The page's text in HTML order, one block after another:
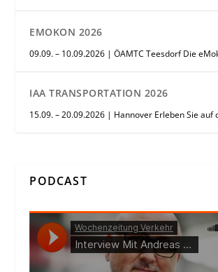
EMOKON 2026
09.09. – 10.09.2026 | ÖAMTC Teesdorf Die
IAA TRANSPORTATION 2026
15.09. – 20.09.2026 | Hannover Erleben Sie auf
PODCAST